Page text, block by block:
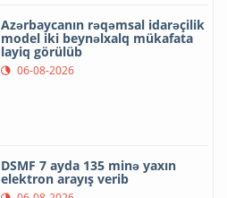
Azərbaycanın rəqəmsal idarəçilik
model iki beynəlxalq mükafata
layiq görülüb
06-08-2026
DSMF 7 ayda 135 minə yaxın
elektron arayış verib